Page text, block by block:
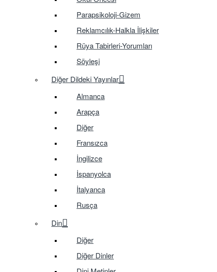
Parapsikoloji-Gizem
Reklamcılık-Halkla İlişkiler
Rüya Tabirleri-Yorumları
Söyleşi
Diğer Dildeki Yayınlar
Almanca
Arapça
Diğer
Fransızca
İngilizce
İspanyolca
İtalyanca
Rusça
Din
Diğer
Diğer Dinler